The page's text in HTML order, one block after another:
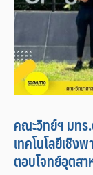
คณะวิทย์ฯ มท
เทคโนโลยีเชิ
ตอบโจทย์อุตส